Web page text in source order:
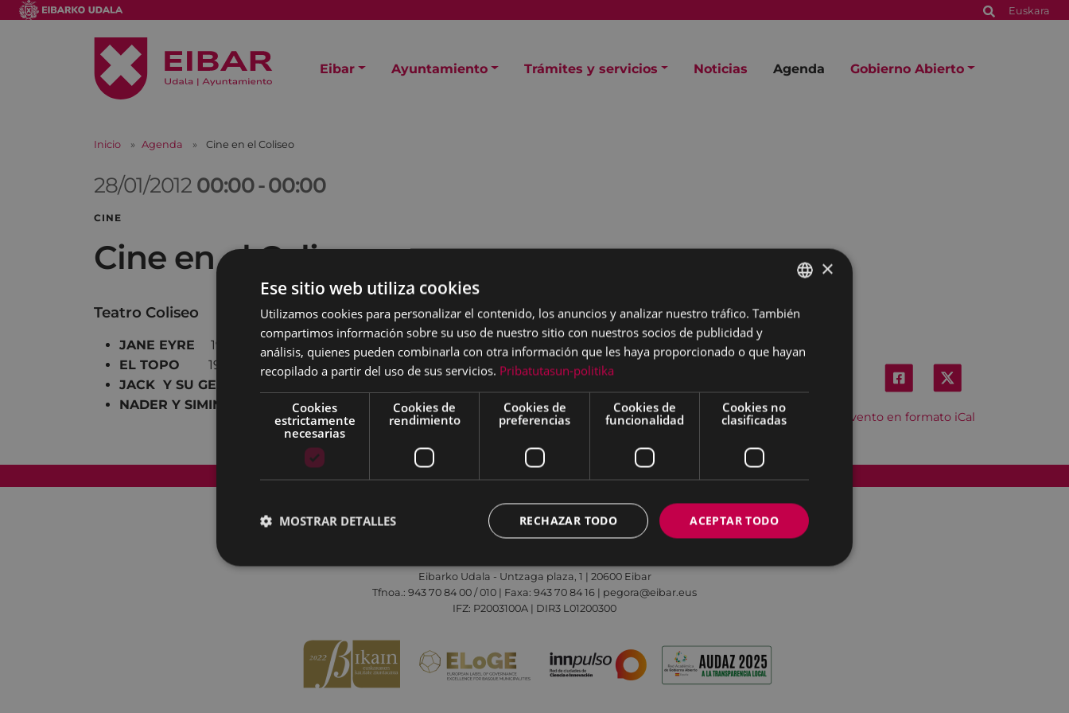
Euskara
Eibar Ayuntamiento Trámites y servicios Noticias Agenda Gobierno Abierto
Inicio Agenda Cine en el Coliseo
28/01/2012 00:00-00:00
CINE
Cine en el Coliseo
Teatro Coliseo
Descargar el evento en formato iCal
JANE EYRE 19:45 22:30
EL TOPO 19:45 22:30
JACK Y SU GEMELA
NADER Y SIMIN, UNA SEPARACIÓN
22:30
Eibarko Udala - Untzaga plaza, 1 | 20600 Eibar
Tfnoa.: 943 70 84 00 / 010 | Faxa: 943 70 84 16 | pegora@eibar.eus
IFZ: P2003100A | DIR3 L01200300
BASQUE
×
Ese sitio web utiliza cookies
Utilizamos cookies para personalizar el contenido, los anuncios y analizar nuestro tráfico. También
compartimos información sobre su uso de nuestro sitio con nuestros socios de publicidad y
análisis, quienes pueden combinarla con otra información que les haya proporcionado o que hayan
recopilado a partir del uso de sus servicios. Pribatutasun-politika
Cookies
estrictamente
necesarias
Cookies de
rendimiento
Cookies de
preferencias
Cookies de
funcionalidad
Cookies no
clasificadas
ACEPTAR TODO
RECHAZAR TODO
MOSTRAR DETALLES